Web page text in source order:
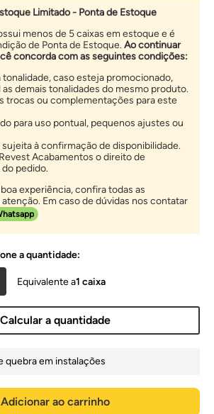
Limitado - Ponta de Estoque
menos de 5 caixas em estoque e é
de Ponta de Estoque.Ao continuar
concorda com as seguintes condições:
caso esteja promocionado,
as demais tonalidades do mesmo produto.
trocas ou complementações para este
para uso pontual, pequenos ajustes ou
à confirmação de disponibilidade.
Acabamentos o direito de
pedido.
experiência, confira todas as
Em caso de dúvidas nos contatar
a quantidade:
1 caixa
Calcular a quantidade
quebra em instalações
Adicionar ao carrinho